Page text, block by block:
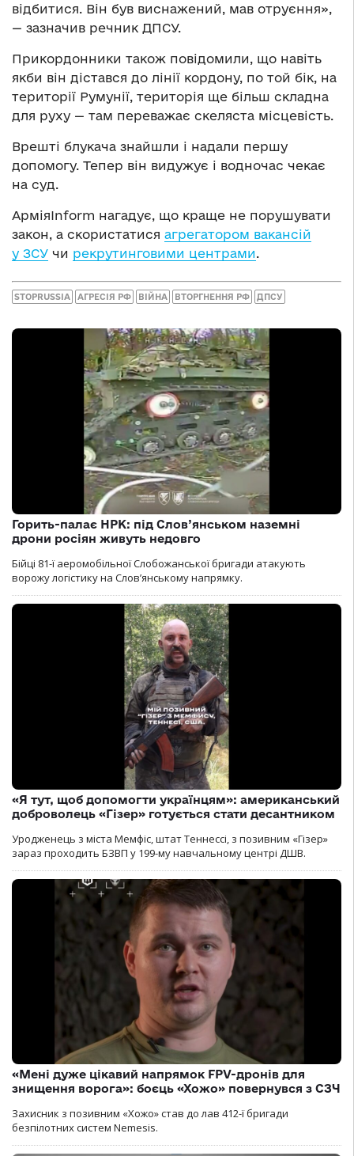
відбитися. Він був виснажений, мав отруєння»,
— зазначив речник ДПСУ.
Прикордонники також повідомили, що навіть
якби він дістався до лінії кордону, по той бік, на
території Румунії, територія ще більш складна
для руху — там переважає скеляста місцевість.
Врешті блукача знайшли і надали першу
допомогу. Тепер він видужує і водночас чекає
на суд.
АрміяInform нагадує, що краще не порушувати
закон, а скористатися агрегатором вакансій
у ЗСУ чи рекрутинговими центрами.
STOPRUSSIA АГРЕСІЯ РФ ВІЙНА ВТОРГНЕННЯ РФ ДПСУ
Горить-палає НРК: під Слов’янськом наземні
дрони росіян живуть недовго
Бійці 81-ї аеромобільної Слобожанської бригади атакують
ворожу логістику на Словʼянському напрямку.
«Я тут, щоб допомогти українцям»: американський
доброволець «Гізер» готується стати десантником
Уродженець з міста Мемфіс, штат Теннессі, з позивним «Гізер»
зараз проходить БЗВП у 199-му навчальному центрі ДШВ.
«Мені дуже цікавий напрямок FPV-дронів для
знищення ворога»: боєць «Хожо» повернувся з СЗЧ
Захисник з позивним «Хожо» став до лав 412-ї бригади
безпілотних систем Nemesis.